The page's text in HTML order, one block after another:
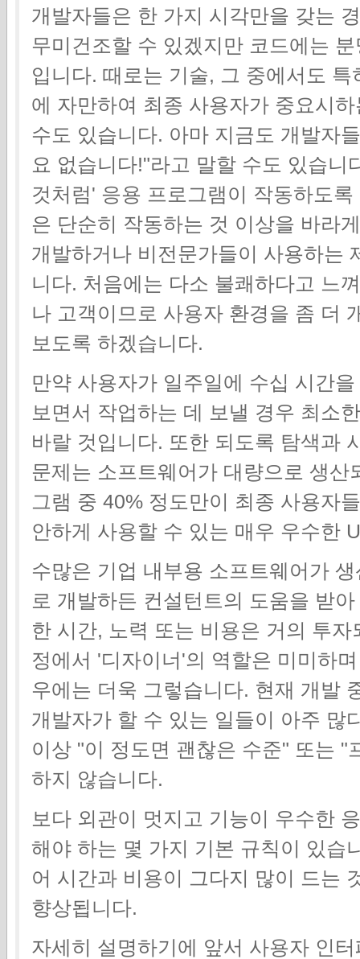
개발자들은 한 가지 시각만을 갖는
무미건조할 수 있겠지만 코드에는
입니다. 때로는 기술, 그 중에서도
에 자만하여 최종 사용자가 중요시
수도 있습니다. 아마 지금도 개발자
요 없습니다!"라고 말할 수도 있습
것처럼' 응용 프로그램이 작동하도
은 단순히 작동하는 것 이상을 바라
개발하거나 비전문가들이 사용하는
니다. 처음에는 다소 불쾌하다고 느
나 고객이므로 사용자 환경을 좀 더
보도록 하겠습니다.
만약 사용자가 일주일에 수십 시간
보면서 작업하는 데 보낼 경우 최소
바랄 것입니다. 또한 되도록 탐색과
문제는 소프트웨어가 대량으로 생
그램 중 40% 정도만이 최종 사용자
안하게 사용할 수 있는 매우 우수한
수많은 기업 내부용 소프트웨어가
로 개발하든 컨설턴트의 도움을 받
한 시간, 노력 또는 비용은 거의 투
정에서 '디자이너'의 역할은 미미하
우에는 더욱 그렇습니다. 현재 개발
개발자가 할 수 있는 일들이 아주 많
이상 "이 정도면 괜찮은 수준" 또는
하지 않습니다.
보다 외관이 멋지고 기능이 우수한
해야 하는 몇 가지 기본 규칙이 있습
어 시간과 비용이 그다지 많이 드는
향상됩니다.
자세히 설명하기에 앞서 사용자 인